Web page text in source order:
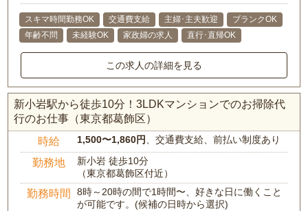
スキマ時間勤務OK 交通費支給 主婦･主夫歓迎
ブランクOK
年齢不問
未経験OK 家政婦の求人 直行･直帰OK
この求人の詳細を見る
新小岩駅から徒歩10分！3LDKマンションでのお掃除代
行のお仕事（東京都葛飾区）
時給 1,500〜1,860円、交通費支給、前払い制度あり
勤務地
新小岩 徒歩10分
（東京都葛飾区付近）
勤務時間
8時～20時の間で1時間〜、好きな日に働くこと
が可能です。(候補の日時から選択)